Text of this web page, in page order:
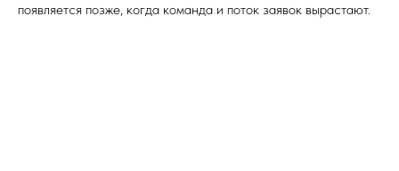
появляется позже, когда команда и поток заявок вырастают.